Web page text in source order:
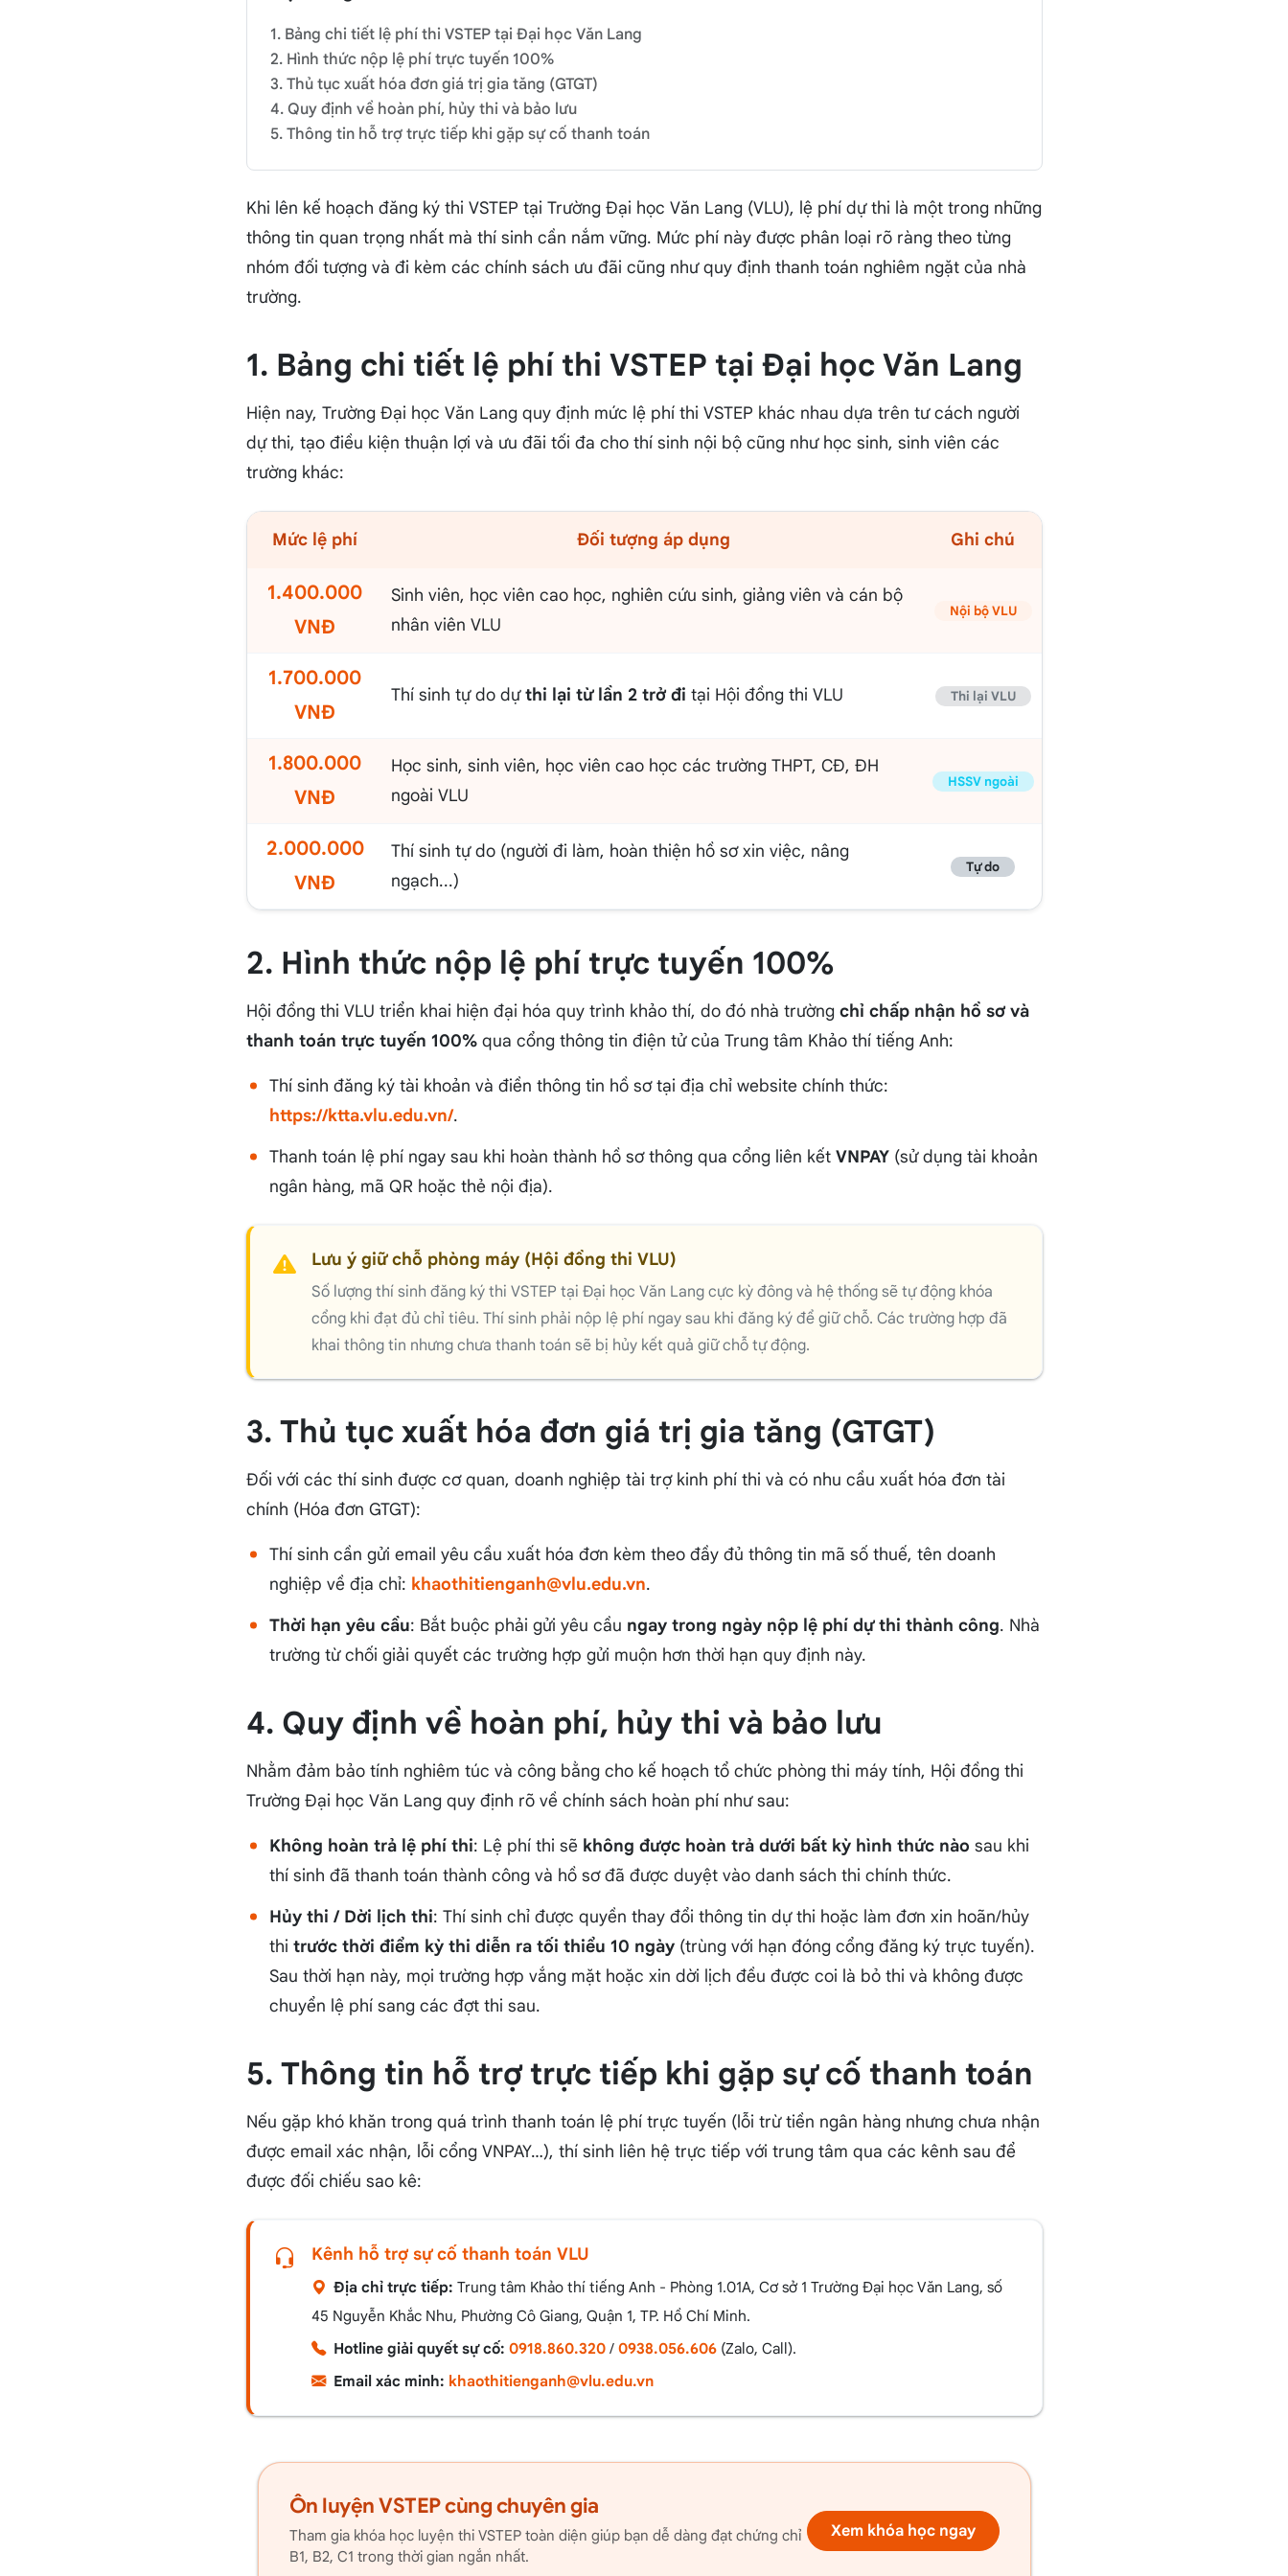
1. Bảng chi tiết lệ phí thi VSTEP tại Đại học Văn Lang
2. Hình thức nộp lệ phí trực tuyến 100%
3. Thủ tục xuất hóa đơn giá trị gia tăng (GTGT)
4. Quy định về hoàn phí, hủy thi và bảo lưu
5. Thông tin hỗ trợ trực tiếp khi gặp sự cố thanh toán
Khi lên kế hoạch đăng ký thi VSTEP tại Trường Đại học Văn Lang (VLU), lệ phí dự thi là một trong những
thông tin quan trọng nhất mà thí sinh cần nắm vững. Mức phí này được phân loại rõ ràng theo từng
nhóm đối tượng và đi kèm các chính sách ưu đãi cũng như quy định thanh toán nghiêm ngặt của nhà
trường.
1. Bảng chi tiết lệ phí thi VSTEP tại Đại học Văn Lang
Hiện nay, Trường Đại học Văn Lang quy định mức lệ phí thi VSTEP khác nhau dựa trên tư cách người
dự thi, tạo điều kiện thuận lợi và ưu đãi tối đa cho thí sinh nội bộ cũng như học sinh, sinh viên các
trường khác:
Mức lệ phí Đối tượng áp dụng Ghi chú
1.400.000
VNĐ
Sinh viên, học viên cao học, nghiên cứu sinh, giảng viên và cán bộ
nhân viên VLU
Nội bộ VLU
1.700.000
VNĐ
Thí sinh tự do dựthi lại từ lần 2 trở đi tại Hội đồng thi VLU Thi lại VLU
1.800.000
VNĐ
Học sinh, sinh viên, học viên cao học các trường THPT, CĐ, ĐH
ngoài VLU
HSSV ngoài
2.000.000
VNĐ
Thí sinh tự do (người đi làm, hoàn thiện hồ sơ xin việc, nâng
ngạch...)
Tự do
2. Hình thức nộp lệ phí trực tuyến 100%
Hội đồng thi VLU triển khai hiện đại hóa quy trình khảo thí, do đó nhà trường chỉ chấp nhận hồ sơ và
thanh toán trực tuyến 100%qua cổng thông tin điện tử của Trung tâm Khảo thí tiếng Anh:
Thí sinh đăng ký tài khoản và điền thông tin hồ sơ tại địa chỉ website chính thức:
https://ktta.vlu.edu.vn/.
Thanh toán lệ phí ngay sau khi hoàn thành hồ sơ thông qua cổng liên kết VNPAY(sử dụng tài khoản
ngân hàng, mã QR hoặc thẻ nội địa).
Lưu ý giữ chỗ phòng máy (Hội đồng thi VLU)
Số lượng thí sinh đăng ký thi VSTEP tại Đại học Văn Lang cực kỳ đông và hệ thống sẽ tự động khóa
cổng khi đạt đủ chỉ tiêu. Thí sinh phải nộp lệ phí ngay sau khi đăng ký để giữ chỗ. Các trường hợp đã
khai thông tin nhưng chưa thanh toán sẽ bị hủy kết quả giữ chỗ tự động.
3. Thủ tục xuất hóa đơn giá trị gia tăng (GTGT)
Đối với các thí sinh được cơ quan, doanh nghiệp tài trợ kinh phí thi và có nhu cầu xuất hóa đơn tài
chính (Hóa đơn GTGT):
Thí sinh cần gửi email yêu cầu xuất hóa đơn kèm theo đầy đủ thông tin mã số thuế, tên doanh
nghiệp về địa chỉ: khaothitienganh@vlu.edu.vn.
Thời hạn yêu cầu: Bắt buộc phải gửi yêu cầu ngay trong ngày nộp lệ phí dự thi thành công. Nhà
trường từ chối giải quyết các trường hợp gửi muộn hơn thời hạn quy định này.
4. Quy định về hoàn phí, hủy thi và bảo lưu
Nhằm đảm bảo tính nghiêm túc và công bằng cho kế hoạch tổ chức phòng thi máy tính, Hội đồng thi
Trường Đại học Văn Lang quy định rõ về chính sách hoàn phí như sau:
Không hoàn trả lệ phí thi: Lệ phí thi sẽ không được hoàn trả dưới bất kỳ hình thức nào sau khi
thí sinh đã thanh toán thành công và hồ sơ đã được duyệt vào danh sách thi chính thức.
Hủy thi / Dời lịch thi: Thí sinh chỉ được quyền thay đổi thông tin dự thi hoặc làm đơn xin hoãn/hủy
thi trước thời điểm kỳ thi diễn ra tối thiểu 10 ngày(trùng với hạn đóng cổng đăng ký trực tuyến).
Sau thời hạn này, mọi trường hợp vắng mặt hoặc xin dời lịch đều được coi là bỏ thi và không được
chuyển lệ phí sang các đợt thi sau.
5. Thông tin hỗ trợ trực tiếp khi gặp sự cố thanh toán
Nếu gặp khó khăn trong quá trình thanh toán lệ phí trực tuyến (lỗi trừ tiền ngân hàng nhưng chưa nhận
được email xác nhận, lỗi cổng VNPAY…), thí sinh liên hệ trực tiếp với trung tâm qua các kênh sau để
được đối chiếu sao kê:
Kênh hỗ trợ sự cố thanh toán VLU
Địa chỉ trực tiếp: Trung tâm Khảo thí tiếng Anh - Phòng 1.01A, Cơ sở 1 Trường Đại học Văn Lang, số
45 Nguyễn Khắc Nhu, Phường Cô Giang, Quận 1, TP. Hồ Chí Minh.
Hotline giải quyết sự cố: 0918.860.320/ 0938.056.606(Zalo, Call).
Email xác minh: khaothitienganh@vlu.edu.vn
Ôn luyện VSTEP cùng chuyên gia
Tham gia khóa học luyện thi VSTEP toàn diện giúp bạn dễ dàng đạt chứng chỉ
B1, B2, C1 trong thời gian ngắn nhất.
Xem khóa học ngay